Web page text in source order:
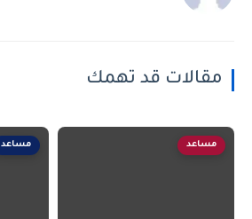
مقالات قد تهمك
مساعد مساعد